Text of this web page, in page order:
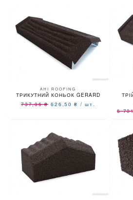
AHI ROOFING
ТРИКУТНИЙ КОНЬОК GERARD
737,06₴ 626,50₴ / шт.
6